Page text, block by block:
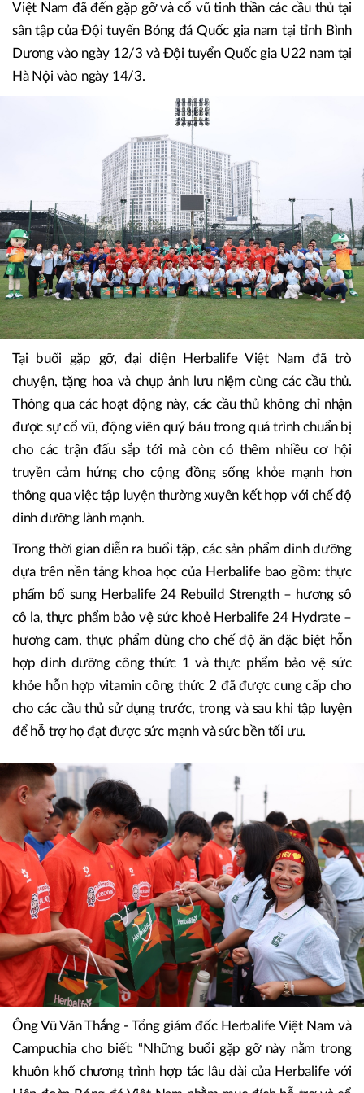
Việt Nam đã đến gặp gỡ và cổ vũ tinh thần các cầu thủ tại
sân tập của Đội tuyển Bóng đá Quốc gia nam tại tỉnh Bình
Dương vào ngày 12/3 và Đội tuyển Quốc gia U22 nam tại
Hà Nội vào ngày 14/3.
Tại buổi gặp gỡ, đại diện Herbalife Việt Nam đã trò
chuyện, tặng hoa và chụp ảnh lưu niệm cùng các cầu thủ.
Thông qua các hoạt động này, các cầu thủ không chỉ nhận
được sự cổ vũ, động viên quý báu trong quá trình chuẩn bị
cho các trận đấu sắp tới mà còn có thêm nhiều cơ hội
truyền cảm hứng cho cộng đồng sống khỏe mạnh hơn
thông qua việc tập luyện thường xuyên kết hợp với chế độ
dinh dưỡng lành mạnh.
Trong thời gian diễn ra buổi tập, các sản phẩm dinh dưỡng
dựa trên nền tảng khoa học của Herbalife bao gồm: thực
phẩm bổ sung Herbalife 24 Rebuild Strength – hương sô
cô la, thực phẩm bảo vệ sức khoẻ Herbalife 24 Hydrate –
hương cam, thực phẩm dùng cho chế độ ăn đặc biệt hỗn
hợp dinh dưỡng công thức 1 và thực phẩm bảo vệ sức
khỏe hỗn hợp vitamin công thức 2 đã được cung cấp cho
cho các cầu thủ sử dụng trước, trong và sau khi tập luyện
để hỗ trợ họ đạt được sức mạnh và sức bền tối ưu.
Ông Vũ Văn Thắng - Tổng giám đốc Herbalife Việt Nam và
Campuchia cho biết: “Những buổi gặp gỡ này nằm trong
khuôn khổ chương trình hợp tác lâu dài của Herbalife với